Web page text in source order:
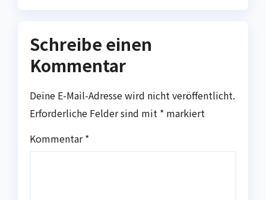
Schreibe einen
Kommentar
Deine E-Mail-Adresse wird nicht veröffentlicht.
Erforderliche Felder sind mit * markiert
Kommentar*